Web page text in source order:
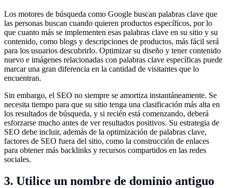
Los motores de búsqueda como Google buscan palabras clave que
las personas buscan cuando quieren productos específicos, por lo
que cuanto más se implementen esas palabras clave en su sitio y su
contenido, como blogs y descripciones de productos, más fácil será
para los usuarios descubrirlo. Optimizar su diseño y tener contenido
nuevo e imágenes relacionadas con palabras clave específicas puede
marcar una gran diferencia en la cantidad de visitantes que lo
encuentran.
Sin embargo, el SEO no siempre se amortiza instantáneamente. Se
necesita tiempo para que su sitio tenga una clasificación más alta en
los resultados de búsqueda, y si recién está comenzando, deberá
esforzarse mucho antes de ver resultados positivos. Su estrategia de
SEO debe incluir, además de la optimización de palabras clave,
factores de SEO fuera del sitio, como la construcción de enlaces
para obtener más backlinks y recursos compartidos en las redes
sociales.
3. Utilice un nombre de dominio antiguo